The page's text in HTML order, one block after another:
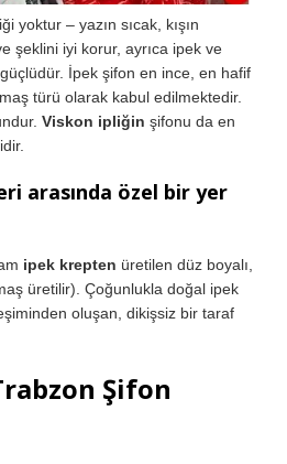
yoktur – yazın sıcak, kışın
şeklini iyi korur, ayrıca ipek ve
İpek şifon en ince, en hafif
türü olarak kabul edilmektedir.
Viskon ipliğin şifonu da en
arasında özel bir yer
ipek krepten üretilen düz boyalı,
üretilir). Çoğunlukla doğal ipek
oluşan, dikişsiz bir taraf
Şifon